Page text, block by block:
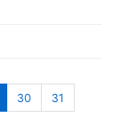
30 31